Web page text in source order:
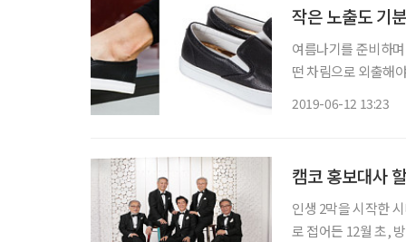
작은 노출도 기
여름나기를 준비하
떤 차림으로 외출해
2019-06-12 13:23
캠코 홍보대사
인생 2막을 시작한
로 접어든 12월 초,